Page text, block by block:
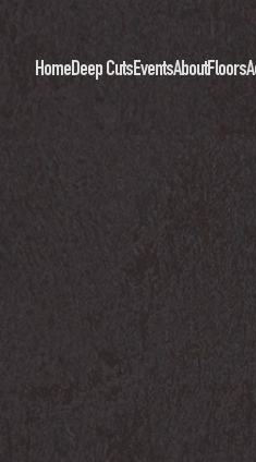
HomeDeep CutsEventsAboutFloors